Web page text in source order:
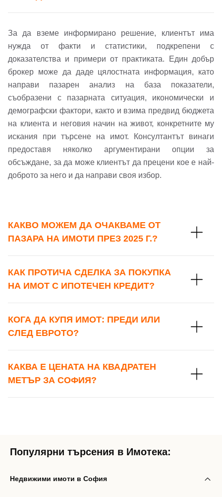
Парола
Забравена парола?
Вход
Вход като гост
или използвай профил
Вход с Facebook
За да вземе информирано решение, клиентът има
нужда от факти и статистики, подкрепени с
доказателства и примери от практиката. Един добър
брокер може да даде цялостната информация, като
направи пазарен анализ на база показатели,
съобразени с пазарната ситуация, икономически и
демографски фактори, както и взима предвид бюджета
на клиента и неговия начин на живот, конкретните му
искания при търсене на имот. Консултантът винаги
предоставя няколко аргументирани опции за
обсъждане, за да може клиентът да прецени кое е най-
доброто за него и да направи своя избор.
КАКВО МОЖЕМ ДА ОЧАКВАМЕ ОТ
ПАЗАРА НА ИМОТИ ПРЕЗ 2025 Г.?
КАК ПРОТИЧА СДЕЛКА ЗА ПОКУПКА
НА ИМОТ С ИПОТЕЧЕН КРЕДИТ?
КОГА ДА КУПЯ ИМОТ: ПРЕДИ ИЛИ
СЛЕД ЕВРОТО?
КАКВА Е ЦЕНАТА НА КВАДРАТЕН
МЕТЪР ЗА СОФИЯ?
Популярни търсения в Имотека:
Недвижими имоти в София